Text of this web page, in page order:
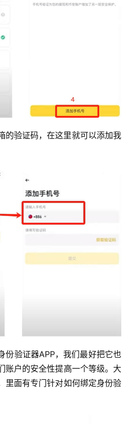
的验证码，在这里就可以添加我
份验证器APP，我们最好把它也
账户的安全性提高一个等级。大
里面有专门针对如何绑定身份验